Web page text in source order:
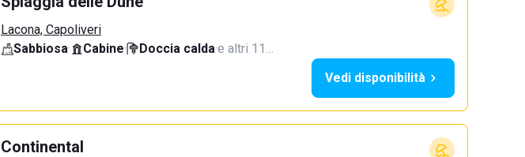
Lacona, Capoliveri
Sabbiosa· Cabine· Doccia calda·e altri 11…
Vedi disponibilità
Continental